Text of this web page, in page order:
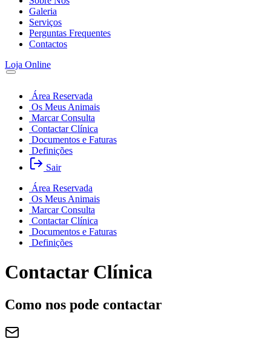
Galeria
Serviços
Perguntas Frequentes
Contactos
Loja Online
Área Reservada
Os Meus Animais
Marcar Consulta
Contactar Clínica
Documentos e Faturas
Definições
Sair
Área Reservada
Os Meus Animais
Marcar Consulta
Contactar Clínica
Documentos e Faturas
Definições
Contactar Clínica
Como nos pode contactar
aumenta a
probabilidade
de ver
conteúdo e
ofertas